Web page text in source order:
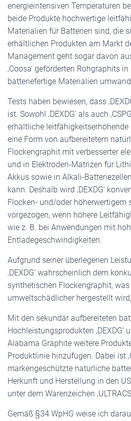
energieintensiven Temperaturen
beide Produkte hochwertige
Materialien für Batterien sind, die
erhältlichen Produkten am Markt
Management geht sogar davon
‚Coosa‘ geförderten Rohgraphits
batteriefertige Materialien
Tests haben bewiesen, dass
ist. Sowohl ‚DEXDG‘ als auch
erhältliche leitfähigkeitserhöhende
eine Form von aufbereitetem
Flockengraphit mit verbesserter
und in Elektroden-Matrizen für
Akkus sowie in Alkali-
kann. Deshalb wird ‚DEXDG‘
Flocken- und/oder höherwertigem
vorgezogen, wenn höhere
wie z. B. bei Anwendungen mit
Entladegeschwindigkeiten.
Aufgrund seiner überlegenen
‚DEXDG‘ wahrscheinlich dem
synthetischen Flockengraphit,
umweltschädlicher hergestellt
Mit den sekundär aufbereiteten
Hochleistungsprodukten ‚DEXDG‘
Alabama Graphite weitere
Produktlinie hinzufügen. Dabei ist
markengeschützte natürliche
Herkunft und Herstellung in den
unter dem Warenzeichen
Gemäß §34 WpHG weise ich